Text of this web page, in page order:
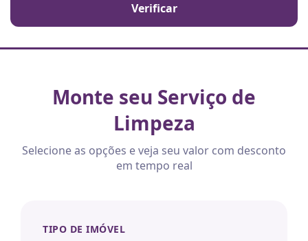
Verificar
Monte seu Serviço de
Limpeza
Selecione as opções e veja seu valor com desconto
em tempo real
TIPO DE IMÓVEL